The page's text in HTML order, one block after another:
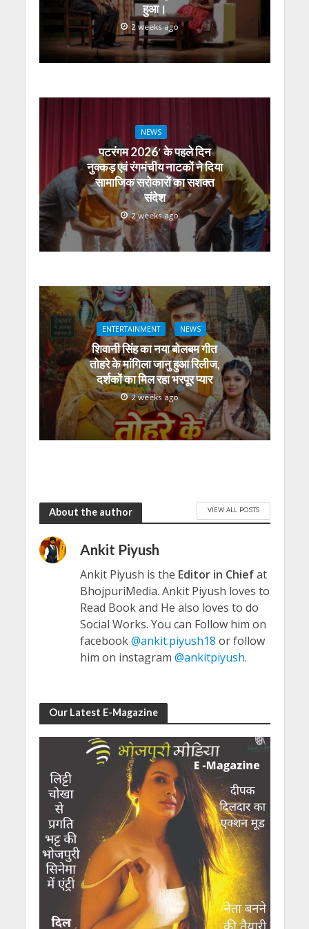
हुआ।
2 weeks ago
NEWS
पटरंगम 2026′ के पहले दिन
नुक्कड़ एवं रंगमंचीय नाटकों ने दिया
सामाजिक सरोकारों का सशक्त
संदेश
2 weeks ago
ENTERTAINMENT NEWS
शिवानी सिंह का नया बोलबम गीत
तोहरे के मांगिला जानु हुआ रिलीज,
दर्शकों का मिल रहा भरपूर प्यार
2 weeks ago
About the author VIEW ALL POSTS
Ankit Piyush
Ankit Piyush is the Editor in Chiefat
BhojpuriMedia. Ankit Piyush loves to
Read Book and He also loves to do
Social Works. You can Follow him on
facebook@ankit.piyush18 or follow
him on instagram @ankitpiyush.
Our Latest E-Magazine